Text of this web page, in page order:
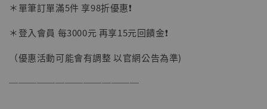
＊單筆訂單滿5件 享98折優惠❗️
＊登入會員 每3000元 再享15元回饋金❗️
（優惠活動可能會有調整 以官網公告為準)
──────────────